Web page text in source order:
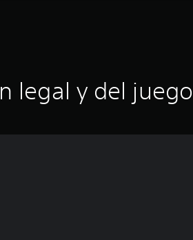
legal y del juego